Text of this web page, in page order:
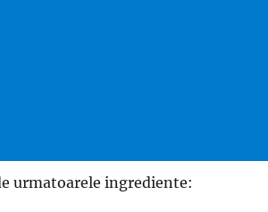
urmatoarele ingrediente: